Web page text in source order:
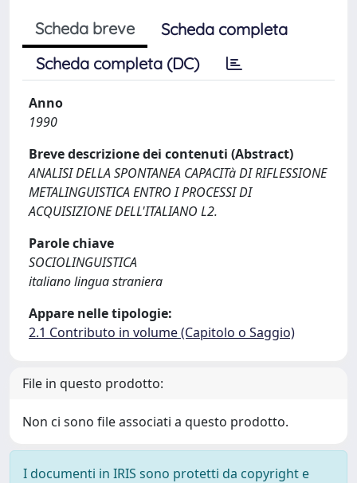
Scheda breve
Scheda completa
Scheda completa (DC)
Anno
1990
Breve descrizione dei contenuti (Abstract)
ANALISI DELLA SPONTANEA CAPACITà DI RIFLESSIONE
METALINGUISTICA ENTRO I PROCESSI DI
ACQUISIZIONE DELL'ITALIANO L2.
Parole chiave
SOCIOLINGUISTICA
italiano lingua straniera
Appare nelle tipologie:
2.1 Contributo in volume (Capitolo o Saggio)
File in questo prodotto:
Non ci sono file associati a questo prodotto.
I documenti in IRIS sono protetti da copyright e